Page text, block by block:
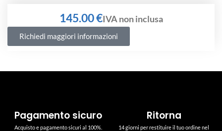
€
Richiedi maggiori informazioni
Pagamento sicuro
Acquisto e pagamento sicuri al 100%.
Ritorna
14 giorni per restituire il tuo ordine nel